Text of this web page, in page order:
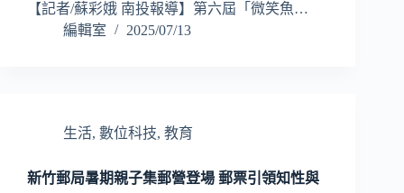
【記者/蘇彩娥 南投報導】第六屆「微笑魚…
編輯室
2025/07/13
生活, 數位科技, 教育
新竹郵局暑期親子集郵營登場 郵票引領知性與